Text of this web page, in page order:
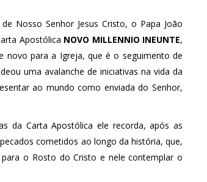
Nosso Senhor Jesus Cristo, o Papa João
Apostólica NOVO MILLENNIO INEUNTE,
novo para a Igreja, que é o seguimento de
uma avalanche de iniciativas na vida da
ao mundo como enviada do Senhor,
da Carta Apostólica ele recorda, após as
cometidos ao longo da história, que,
o Rosto do Cristo e nele contemplar o